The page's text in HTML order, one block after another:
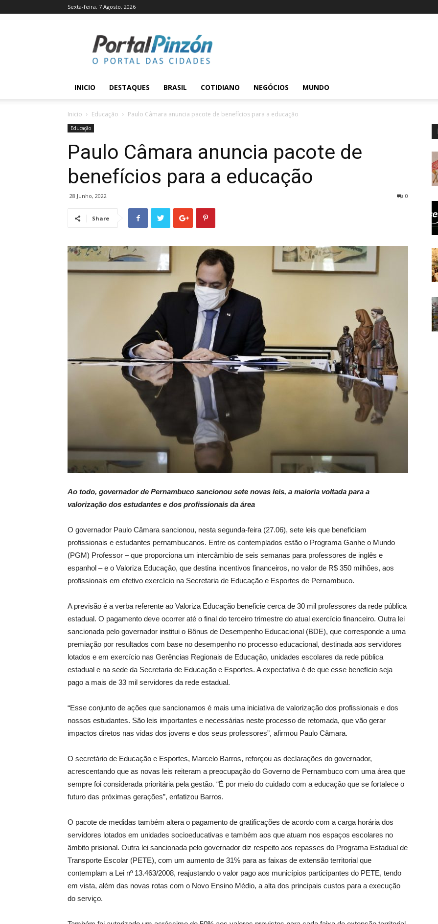
Sexta-feira, 7 Agosto, 2026
Pinzón
INICIO DESTAQUES BRASIL COTIDIANO NEGÓCIOS MUNDO
Inicio Educação Paulo Câmara anuncia pacote de benefícios para a educação
Educação
Paulo Câmara anuncia pacote de
benefícios para a educação
28 Junho, 2022 0
Share
Ao todo, governador de Pernambuco sancionou sete novas leis, a maioria voltada para a
valorização dos estudantes e dos profissionais da área
O governador Paulo Câmara sancionou, nesta segunda-feira (27.06), sete leis que beneficiam
profissionais e estudantes pernambucanos. Entre os contemplados estão o Programa Ganhe o Mundo
(PGM) Professor – que proporciona um intercâmbio de seis semanas para professores de inglês e
espanhol – e o Valoriza Educação, que destina incentivos financeiros, no valor de R$ 350 milhões, aos
profissionais em efetivo exercício na Secretaria de Educação e Esportes de Pernambuco.
A previsão é a verba referente ao Valoriza Educação beneficie cerca de 30 mil professores da rede pública
estadual. O pagamento deve ocorrer até o final do terceiro trimestre do atual exercício financeiro. Outra lei
sancionada pelo governador institui o Bônus de Desempenho Educacional (BDE), que corresponde a uma
premiação por resultados com base no desempenho no processo educacional, destinada aos servidores
lotados e em exercício nas Gerências Regionais de Educação, unidades escolares da rede pública
estadual e na sede da Secretaria de Educação e Esportes. A expectativa é de que esse benefício seja
pago a mais de 33 mil servidores da rede estadual.
“Esse conjunto de ações que sancionamos é mais uma iniciativa de valorização dos profissionais e dos
nossos estudantes. São leis importantes e necessárias neste processo de retomada, que vão gerar
impactos diretos nas vidas dos jovens e dos seus professores”, afirmou Paulo Câmara.
O secretário de Educação e Esportes, Marcelo Barros, reforçou as declarações do governador,
acrescentando que as novas leis reiteram a preocupação do Governo de Pernambuco com uma área que
sempre foi considerada prioritária pela gestão. “É por meio do cuidado com a educação que se fortalece o
futuro das próximas gerações”, enfatizou Barros.
O pacote de medidas também altera o pagamento de gratificações de acordo com a carga horária dos
servidores lotados em unidades socioeducativas e também aos que atuam nos espaços escolares no
âmbito prisional. Outra lei sancionada pelo governador diz respeito aos repasses do Programa Estadual de
Transporte Escolar (PETE), com um aumento de 31% para as faixas de extensão territorial que
contemplam a Lei nº 13.463/2008, reajustando o valor pago aos municípios participantes do PETE, tendo
em vista, além das novas rotas com o Novo Ensino Médio, a alta dos principais custos para a execução
do serviço.